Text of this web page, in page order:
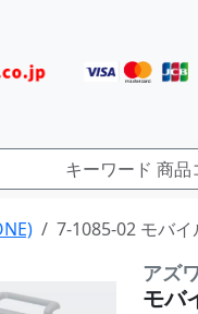
7-1085-02 モバ
アズ
モバ